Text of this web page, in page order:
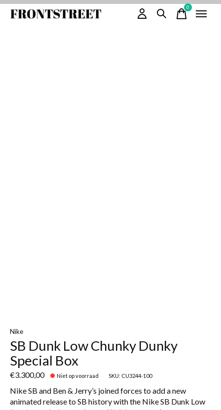
0items
Nike
SB Dunk Low Chunky Dunky
Special Box
€3.300,00 Niet op voorraad SKU: CU3244-100
Nike SB and Ben & Jerry’s joined forces to add a new
animated release to SB history with the Nike SB Dunk Low